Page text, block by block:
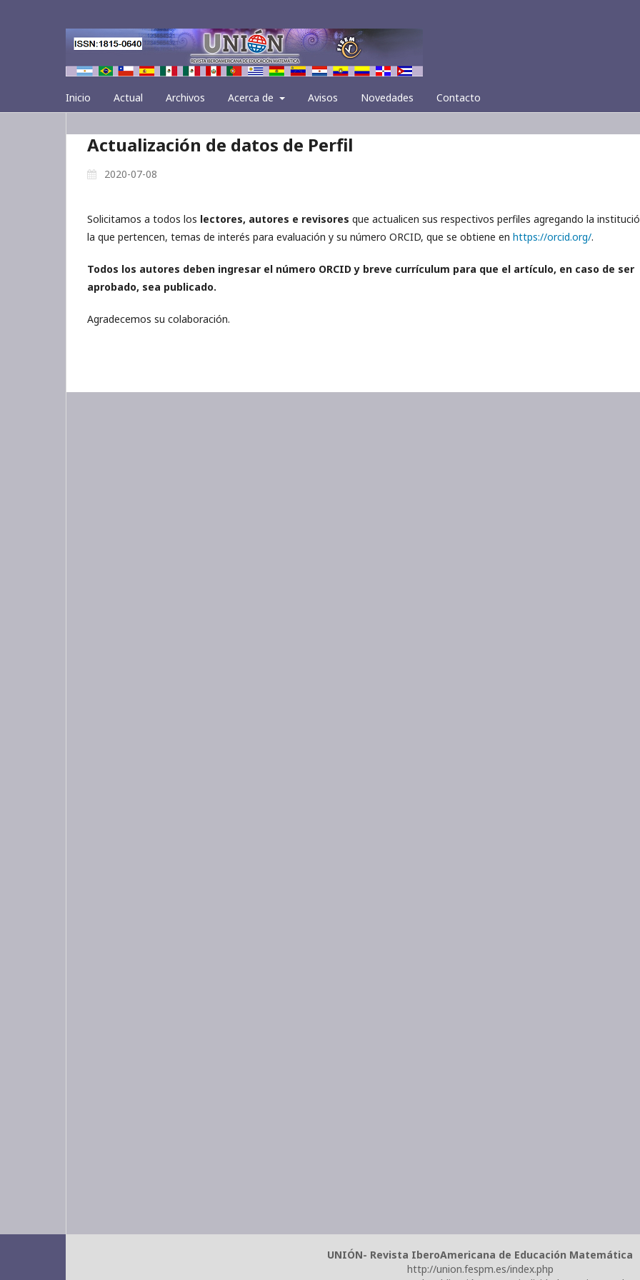
Inicio Actual Archivos Acerca de Avisos Novedades Contacto
Actualización de datos de Perfil
2020-07-08
Solicitamos a todos los lectores, autores e revisores que actualicen sus respectivos perfiles agregando la
la que pertencen, temas de interés para evaluación y su número ORCID, que se obtiene en https://orcid.org/.
Todos los autores deben ingresar el número ORCID y breve currículum para que el artículo, en caso de ser
aprobado, sea publicado.
Agradecemos su colaboración.
UNIÓN- Revista IberoAmericana de Educación Matemática
http://union.fespm.es/index.php